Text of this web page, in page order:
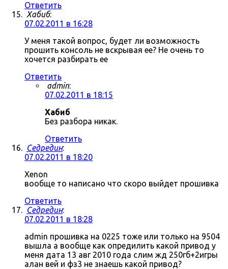
Ответить
Хабиб:
07.02.2011 в 16:28
У меня такой вопрос, будет ли возможность
прошить консоль не вскрывая ее? Не очень то
хочется разбирать ее
Ответить
admin:
07.02.2011 в 18:15
Хабиб
Без разбора никак.
Ответить
Седредин:
07.02.2011 в 18:20
Xenon
вообще то написано что скоро выйдет прошивка
Ответить
Седредин:
07.02.2011 в 18:28
admin прошивка на 0225 тоже или только на 9504
вышла а вообще как опредилить какой привод у
меня дата 13 авг 2010 года слим жд 250гб+2игры
алан вей и фз3 не знаешь какой привод?